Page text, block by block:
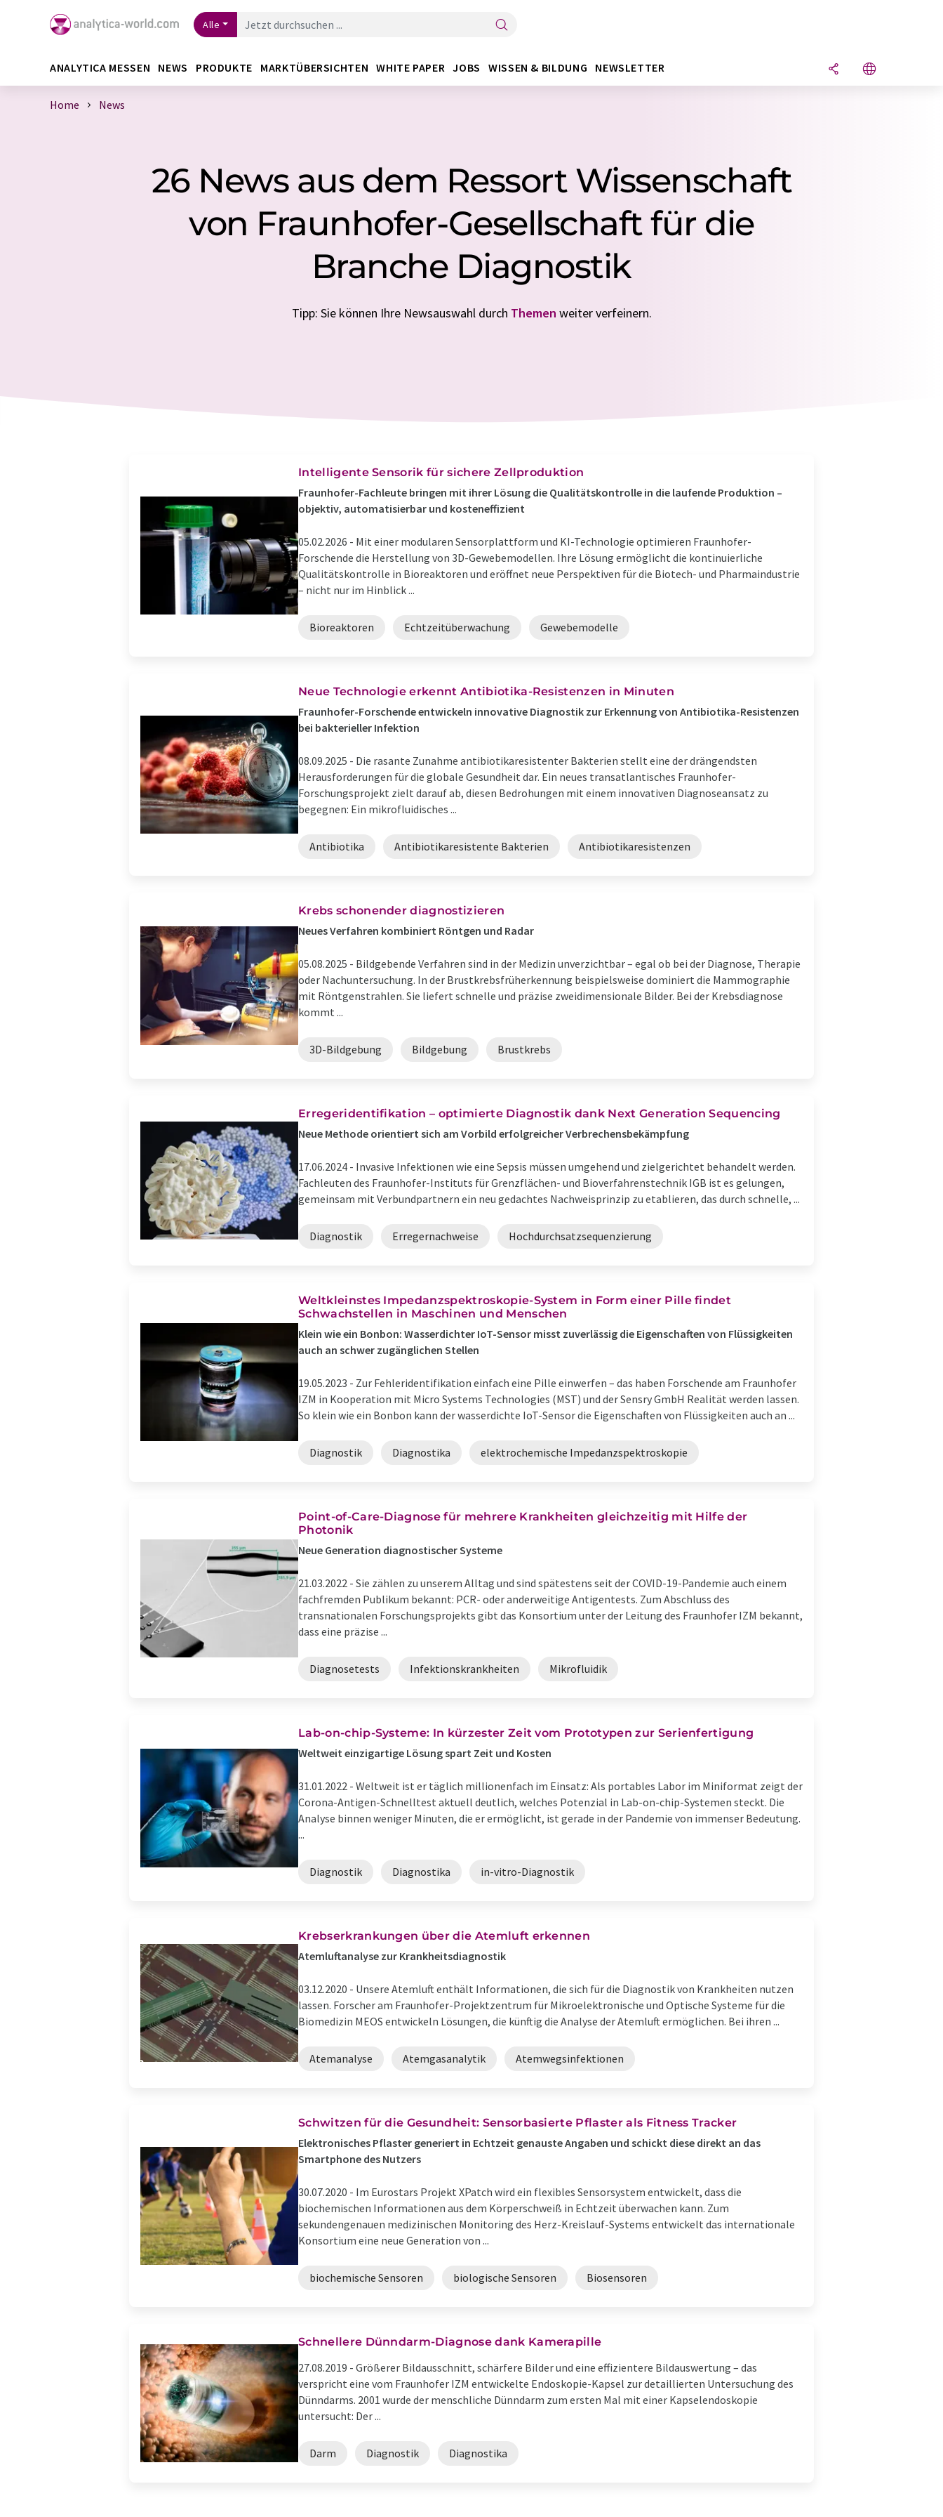
Alle
ANALYTICA MESSEN NEWS PRODUKTE MARKTÜBERSICHTEN WHITE PAPER JOBS WISSEN & BILDUNG NEWSLETTER
Home News
26 News aus dem Ressort Wissenschaft
von Fraunhofer-Gesellschaft für die
Branche Diagnostik
Tipp: Sie können Ihre Newsauswahl durch Themen weiter verfeinern.
Intelligente Sensorik für sichere Zellproduktion
Fraunhofer-Fachleute bringen mit ihrer Lösung die Qualitätskontrolle in die laufende Produktion –
objektiv, automatisierbar und kosteneffizient
05.02.2026 - Mit einer modularen Sensorplattform und KI-Technologie optimieren Fraunhofer-
Forschende die Herstellung von 3D-Gewebemodellen. Ihre Lösung ermöglicht die kontinuierliche
Qualitätskontrolle in Bioreaktoren und eröffnet neue Perspektiven für die Biotech- und Pharmaindustrie
– nicht nur im Hinblick ...
Bioreaktoren Echtzeitüberwachung Gewebemodelle
Neue Technologie erkennt Antibiotika-Resistenzen in Minuten
Fraunhofer-Forschende entwickeln innovative Diagnostik zur Erkennung von Antibiotika-Resistenzen
bei bakterieller Infektion
08.09.2025 - Die rasante Zunahme antibiotikaresistenter Bakterien stellt eine der drängendsten
Herausforderungen für die globale Gesundheit dar. Ein neues transatlantisches Fraunhofer-
Forschungsprojekt zielt darauf ab, diesen Bedrohungen mit einem innovativen Diagnoseansatz zu
begegnen: Ein mikrofluidisches ...
Antibiotika Antibiotikaresistente Bakterien Antibiotikaresistenzen
Krebs schonender diagnostizieren
Neues Verfahren kombiniert Röntgen und Radar
05.08.2025 - Bildgebende Verfahren sind in der Medizin unverzichtbar – egal ob bei der Diagnose, Therapie
oder Nachuntersuchung. In der Brustkrebsfrüherkennung beispielsweise dominiert die Mammographie
mit Röntgenstrahlen. Sie liefert schnelle und präzise zweidimensionale Bilder. Bei der Krebsdiagnose
kommt ...
3D-Bildgebung Bildgebung Brustkrebs
Erregeridentifikation – optimierte Diagnostik dank Next Generation Sequencing
Neue Methode orientiert sich am Vorbild erfolgreicher Verbrechensbekämpfung
17.06.2024 - Invasive Infektionen wie eine Sepsis müssen umgehend und zielgerichtet behandelt werden.
Fachleuten des Fraunhofer-Instituts für Grenzflächen- und Bioverfahrenstechnik IGB ist es gelungen,
gemeinsam mit Verbundpartnern ein neu gedachtes Nachweisprinzip zu etablieren, das durch schnelle, ...
Diagnostik Erregernachweise Hochdurchsatzsequenzierung
Weltkleinstes Impedanzspektroskopie-System in Form einer Pille findet
Schwachstellen in Maschinen und Menschen
Klein wie ein Bonbon: Wasserdichter IoT-Sensor misst zuverlässig die Eigenschaften von Flüssigkeiten
auch an schwer zugänglichen Stellen
19.05.2023 - Zur Fehleridentifikation einfach eine Pille einwerfen – das haben Forschende am Fraunhofer
IZM in Kooperation mit Micro Systems Technologies (MST) und der Sensry GmbH Realität werden lassen.
So klein wie ein Bonbon kann der wasserdichte IoT-Sensor die Eigenschaften von Flüssigkeiten auch an ...
Diagnostik Diagnostika elektrochemische Impedanzspektroskopie
Point-of-Care-Diagnose für mehrere Krankheiten gleichzeitig mit Hilfe der
Photonik
Neue Generation diagnostischer Systeme
21.03.2022 - Sie zählen zu unserem Alltag und sind spätestens seit der COVID-19-Pandemie auch einem
fachfremden Publikum bekannt: PCR- oder anderweitige Antigentests. Zum Abschluss des
transnationalen Forschungsprojekts gibt das Konsortium unter der Leitung des Fraunhofer IZM bekannt,
dass eine präzise ...
Diagnosetests Infektionskrankheiten Mikrofluidik
Lab-on-chip-Systeme: In kürzester Zeit vom Prototypen zur Serienfertigung
Weltweit einzigartige Lösung spart Zeit und Kosten
31.01.2022 - Weltweit ist er täglich millionenfach im Einsatz: Als portables Labor im Miniformat zeigt der
Corona-Antigen-Schnelltest aktuell deutlich, welches Potenzial in Lab-on-chip-Systemen steckt. Die
Analyse binnen weniger Minuten, die er ermöglicht, ist gerade in der Pandemie von immenser Bedeutung.
...
Diagnostik Diagnostika in-vitro-Diagnostik
Krebserkrankungen über die Atemluft erkennen
Atemluftanalyse zur Krankheitsdiagnostik
03.12.2020 - Unsere Atemluft enthält Informationen, die sich für die Diagnostik von Krankheiten nutzen
lassen. Forscher am Fraunhofer-Projektzentrum für Mikroelektronische und Optische Systeme für die
Biomedizin MEOS entwickeln Lösungen, die künftig die Analyse der Atemluft ermöglichen. Bei ihren ...
Atemanalyse Atemgasanalytik Atemwegsinfektionen
Schwitzen für die Gesundheit: Sensorbasierte Pflaster als Fitness Tracker
Elektronisches Pflaster generiert in Echtzeit genauste Angaben und schickt diese direkt an das
Smartphone des Nutzers
30.07.2020 - Im Eurostars Projekt XPatch wird ein flexibles Sensorsystem entwickelt, dass die
biochemischen Informationen aus dem Körperschweiß in Echtzeit überwachen kann. Zum
sekundengenauen medizinischen Monitoring des Herz-Kreislauf-Systems entwickelt das internationale
Konsortium eine neue Generation von ...
biochemische Sensoren biologische Sensoren Biosensoren
Schnellere Dünndarm-Diagnose dank Kamerapille
27.08.2019 - Größerer Bildausschnitt, schärfere Bilder und eine effizientere Bildauswertung – das
verspricht eine vom Fraunhofer IZM entwickelte Endoskopie-Kapsel zur detaillierten Untersuchung des
Dünndarms. 2001 wurde der menschliche Dünndarm zum ersten Mal mit einer Kapselendoskopie
untersucht: Der ...
Darm Diagnostik Diagnostika